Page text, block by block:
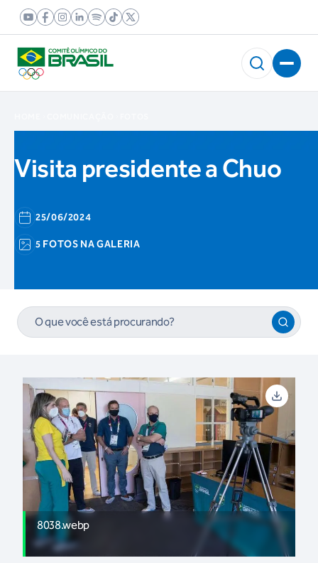
Visita presidente a Chuo
25/06/2024
5 FOTOS NA GALERIA
8038.webp